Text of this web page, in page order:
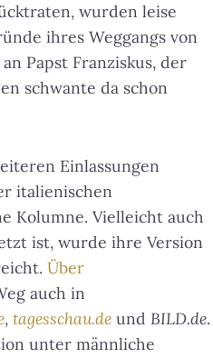
wurden leise
ihres Weggangs von
Papst Franziskus, der
schwante da schon
Einlassungen
italienischen
Kolumne. Vielleicht auch
ist, wurde ihre Version
Über
auch in
, tagesschau.de und BILD.de.
unter männliche